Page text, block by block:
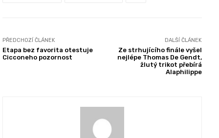
PŘEDCHOZÍ ČLÁNEK
Etapa bez favorita otestuje
Cicconeho pozornost
DALŠÍ ČLÁNEK
Ze strhujícího finále vyšel
nejlépe Thomas De Gendt,
žlutý trikot přebírá
Alaphilippe